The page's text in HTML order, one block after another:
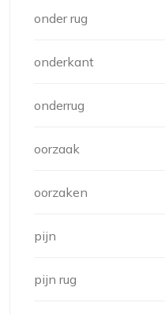
onder rug
onderkant
onderrug
oorzaak
oorzaken
pijn
pijn rug